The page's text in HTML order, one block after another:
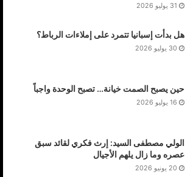
31 يوليو 2026
هل بدأت إسبانيا تتمرد على إملاءات الرباط؟
30 يوليو 2026
حين يصبح الصمت خيانة… تصبح الوحدة واجباً
16 يوليو 2026
الولي مصطفى السيد: إرث فكري لقائد سبق
عصره وما زال يلهم الأجيال
20 يونيو 2026